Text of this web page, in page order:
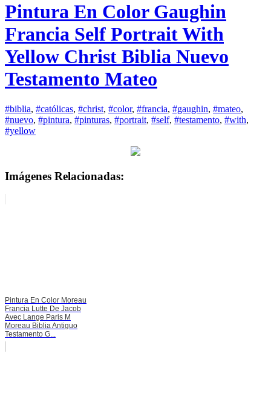
Pintura En Color Gaughin
Francia Self Portrait With
Yellow Christ Biblia Nuevo
Testamento Mateo
#biblia, #católicas, #christ, #color, #francia, #gaughin, #mateo,
#nuevo, #pintura, #pinturas, #portrait, #self, #testamento, #with,
#yellow
Imágenes Relacionadas:
Pintura En Color Moreau
Francia Lutte De Jacob
Avec Lange Paris M
Moreau Biblia Antiguo
Testamento G...